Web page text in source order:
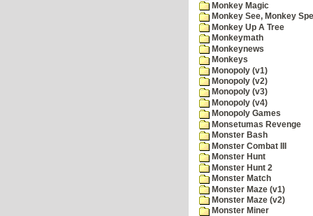
Monkey Magic
Monkey See, Monkey
Monkey Up A Tree
Monkeymath
Monkeynews
Monkeys
Monopoly (v1)
Monopoly (v2)
Monopoly (v3)
Monopoly (v4)
Monopoly Games
Monsetumas Revenge
Monster Bash
Monster Combat III
Monster Hunt
Monster Hunt 2
Monster Match
Monster Maze (v1)
Monster Maze (v2)
Monster Miner